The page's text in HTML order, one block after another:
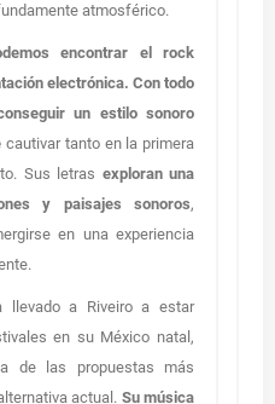
atmosférico.
encontrar el rock
electrónica. Con todo
un estilo sonoro
cautivar tanto en la primera
Sus letras exploran una
y paisajes sonoros,
en una experiencia
llevado a Riveiro a estar
en su México natal,
de las propuestas más
actual. Su música